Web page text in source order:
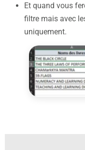
Et quand vous
filtre mais avec
uniquement.